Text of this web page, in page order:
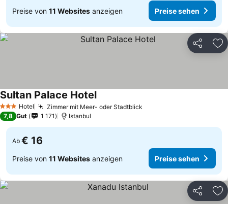
Preise von 11 Websites anzeigen Preise sehen
Teilen
3 SterneHotel Zimmer mit Meer- oder Stadtblick
Sultan Palace Hotel
7,8 Gut 1 171 Istanbul
Ab € 16
Preise von 11 Websites anzeigen Preise sehen
Teilen